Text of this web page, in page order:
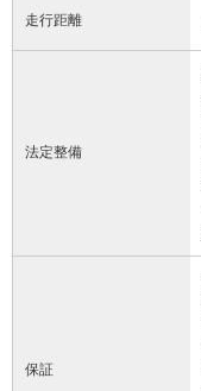
走行距離
法定整備
保証